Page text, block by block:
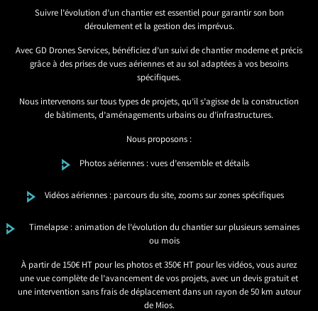
Suivre l’évolution d’un chantier est essentiel pour garantir son bon
déroulement et la gestion des imprévus.
Avec GD Drones Services, bénéficiez d’un suivi de chantier moderne et précis
grâce à des prises de vues aériennes et au sol adaptées à vos besoins
spécifiques.
Nous intervenons sur tous types de projets, qu’il s’agisse de la construction
de bâtiments, d’aménagements urbains ou d’infrastructures.
Nous proposons :
Photos aériennes : vues d’ensemble et détails
Vidéos aériennes : parcours du site, zooms sur zones spécifiques
Timelapse : animation de l’évolution du chantier sur plusieurs semaines
ou mois
À partir de 150€ HT pour les photos et 350€ HT pour les vidéos, vous aurez
une vue complète de l’avancement de vos projets, avec un devis gratuit et
une intervention sans frais de déplacement dans un rayon de 50 km autour
de Mios.